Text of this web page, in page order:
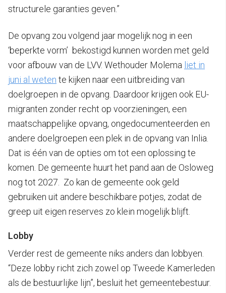
structurele garanties geven.”
De opvang zou volgend jaar mogelijk nog in een
‘beperkte vorm’ bekostigd kunnen worden met geld
voor afbouw van de LVV. Wethouder Molema liet in
juni al weten te kijken naar een uitbreiding van
doelgroepen in de opvang. Daardoor krijgen ook EU-
migranten zonder recht op voorzieningen, een
maatschappelijke opvang, ongedocumenteerden en
andere doelgroepen een plek in de opvang van Inlia.
Dat is één van de opties om tot een oplossing te
komen. De gemeente huurt het pand aan de Osloweg
nog tot 2027. Zo kan de gemeente ook geld
gebruiken uit andere beschikbare potjes, zodat de
greep uit eigen reserves zo klein mogelijk blijft.
Lobby
Verder rest de gemeente niks anders dan lobbyen.
“Deze lobby richt zich zowel op Tweede Kamerleden
als de bestuurlijke lijn”, besluit het gemeentebestuur.